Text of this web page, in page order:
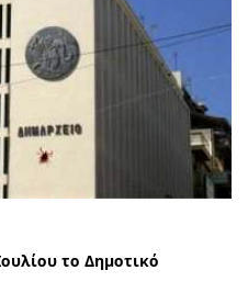
το Δημοτικό